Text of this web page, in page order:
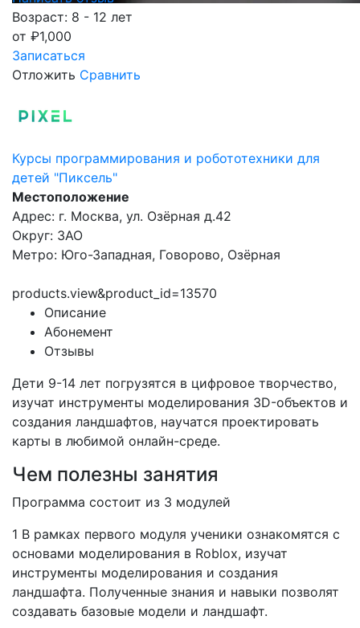
Возраст: 8 - 12 лет
от ₽1,000
Записаться
Отложить Сравнить
Курсы программирования и робототехники для
детей "Пиксель"
Местоположение
Адрес: г. Москва, ул. Озёрная д.42
Округ: ЗАО
Метро: Юго-Западная, Говорово, Озёрная
products.view&product_id=13570
Описание
Абонемент
Отзывы
Дети 9-14 лет погрузятся в цифровое творчество,
изучат инструменты моделирования 3D-объектов и
создания ландшафтов, научатся проектировать
карты в любимой онлайн-среде.
Чем полезны занятия
Программа состоит из 3 модулей
1 В рамках первого модуля ученики ознакомятся с
основами моделирования в Roblox, изучат
инструменты моделирования и создания
ландшафта. Полученные знания и навыки позволят
создавать базовые модели и ландшафт.